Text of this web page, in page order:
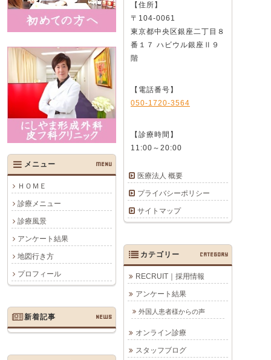
メニュー MENU
ＨＯＭＥ
診療メニュー
診療風景
アンケート結果
地図行き方
プロフィール
【住所】
〒104-0061
東京都中央区銀座二丁目８
番１７ ハビウル銀座Ⅱ９
階
【電話番号】
050-1720-3564
【診療時間】
11:00～20:00
医療法人 概要
プライバシーポリシー
サイトマップ
カテゴリー CATEGORY
RECRUIT｜採用情報
アンケート結果
外国人患者様からの声
オンライン診療
スタッフブログ
新着記事 NEWS